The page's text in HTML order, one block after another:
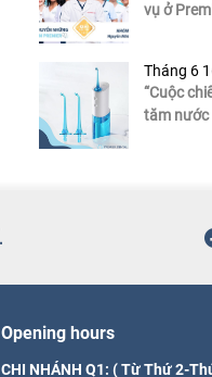
vụ ở
Tháng 6
“Cuộc
tăm nước
Opening hours
CHI NHÁNH Q1: ( Từ Thứ 2-